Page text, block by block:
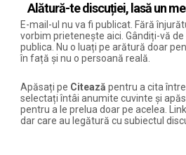
Alătură-te discuției, lasă un
E-mail-ul nu va fi publicat. Fără
vorbim prietenește aici. Gândiți-vă
publica. Nu o luați pe arătură doar
în față și nu o persoană reală.
Apăsați pe Citează pentru a cita
selectați întâi anumite cuvinte și
pentru a le prelua doar pe acelea.
dar care au legătură cu subiectul